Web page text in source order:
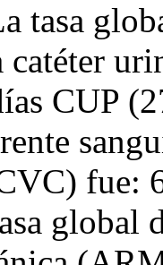
tasa
catéter
CUP
fue:
global